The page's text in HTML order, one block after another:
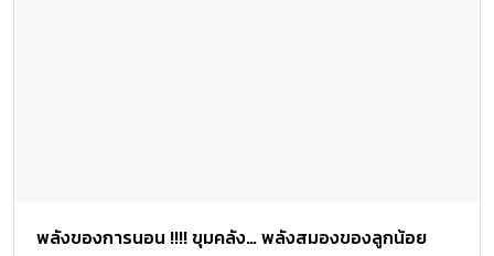
พลังของการนอน !!!! ขุมคลัง… พลังสมองของลูกน้อย